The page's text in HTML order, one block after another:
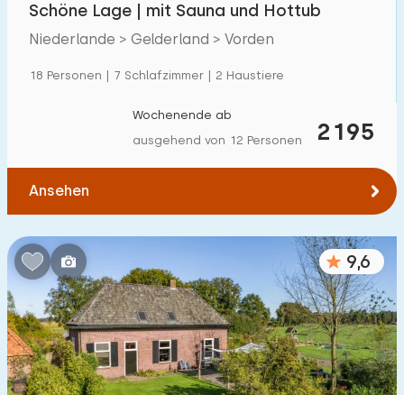
Zum Wald(max. km):
5 10
1 2
Zu öffentlichen Verkehrsmitteln (max. km):
0,2 0,5 1 2
Unterkunft
Schöne Lage | mit Sauna und Hottub
Niederlande > Gelderland > Vorden
18 Personen | 7 Schlafzimmer | 2 Haustiere
2195
Wochenende ab
ausgehend von 12 Personen
Ansehen
9,6